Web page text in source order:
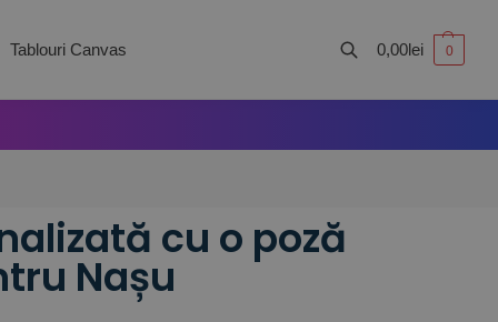
Tablouri Canvas 0,00lei 0
cu o poză
Nașu